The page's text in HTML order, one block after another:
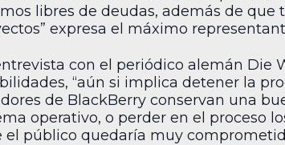
libres de deudas, además de
expresa el máximo
con el periódico alemán Die
“aún si implica detener la
de BlackBerry conservan una
operativo, o perder en el proceso
el público quedaría muy